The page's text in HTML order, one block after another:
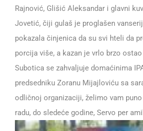
Rajnović, Glišić Aleksandar i glavni
Jovetić, čiji gulaš je proglašen
pokazala činjenica da su svi hteli da
porcija više, a kazan je vrlo brzo ostao
Subotica se zahvaljuje domaćinima
predsedniku Zoranu Mijajloviću sa
odličnoj organizaciji, želimo vam
radu, do sledeće godine, Servo per